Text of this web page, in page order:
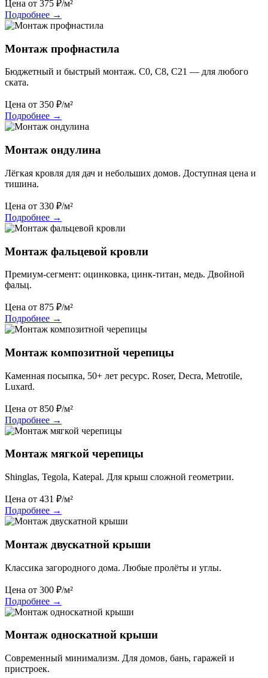
Цена от 375 ₽/м²
Подробнее →
Монтаж профнастила
Бюджетный и быстрый монтаж. С0, С8, С21 — для любого
ската.
Цена от 350 ₽/м²
Подробнее →
Монтаж ондулина
Лёгкая кровля для дач и небольших домов. Доступная цена и
тишина.
Цена от 330 ₽/м²
Подробнее →
Монтаж фальцевой кровли
Премиум-сегмент: оцинковка, цинк-титан, медь. Двойной
фальц.
Цена от 875 ₽/м²
Подробнее →
Монтаж композитной черепицы
Каменная посыпка, 50+ лет ресурс. Roser, Decra, Metrotile,
Luxard.
Цена от 850 ₽/м²
Подробнее →
Монтаж мягкой черепицы
Shinglas, Tegola, Katepal. Для крыш сложной геометрии.
Цена от 431 ₽/м²
Подробнее →
Монтаж двускатной крыши
Классика загородного дома. Любые пролёты и углы.
Цена от 300 ₽/м²
Подробнее →
Монтаж односкатной крыши
Современный минимализм. Для домов, бань, гаражей и
пристроек.